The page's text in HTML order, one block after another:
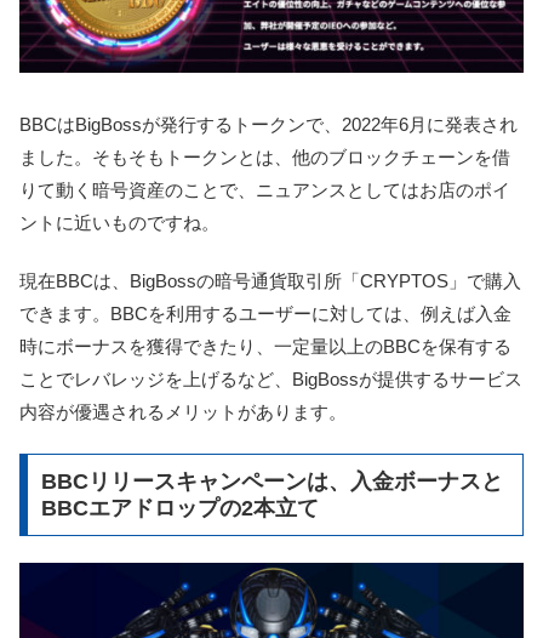
BBCはBigBossが発行するトークンで、2022年6月に発表され
ました。そもそもトークンとは、他のブロックチェーンを借
りて動く暗号資産のことで、ニュアンスとしてはお店のポイ
ントに近いものですね。
現在BBCは、BigBossの暗号通貨取引所「CRYPTOS」で購入
できます。BBCを利用するユーザーに対しては、例えば入金
時にボーナスを獲得できたり、一定量以上のBBCを保有する
ことでレバレッジを上げるなど、BigBossが提供するサービス
内容が優遇されるメリットがあります。
BBCリリースキャンペーンは、入金ボーナスと
BBCエアドロップの2本立て